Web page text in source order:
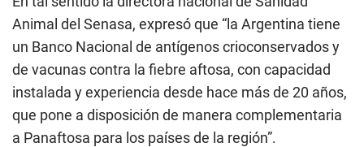
Animal del Senasa, expresó que “la Argentina tiene
un Banco Nacional de antígenos crioconservados y
de vacunas contra la fiebre aftosa, con capacidad
instalada y experiencia desde hace más de 20 años,
que pone a disposición de manera complementaria
a Panaftosa para los países de la región”.